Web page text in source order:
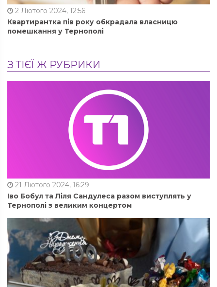
2 Лютого 2024, 12:56
Квартирантка пів року обкрадала власницю
помешкання у Тернополі
З ТІЄЇ Ж РУБРИКИ
21 Лютого 2024, 16:29
Іво Бобул та Ліля Сандулеса разом виступлять у
Тернополі з великим концертом